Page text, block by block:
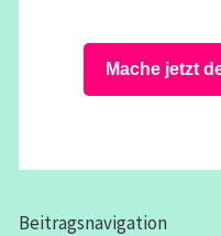
Mache jetzt
Beitragsnavigation